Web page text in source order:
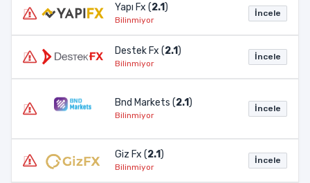
Yapı Fx (2.1)
Bilinmiyor
İncele
Destek Fx (2.1)
Bilinmiyor
İncele
Bnd Markets (2.1)
Bilinmiyor
İncele
Giz Fx (2.1)
Bilinmiyor
İncele